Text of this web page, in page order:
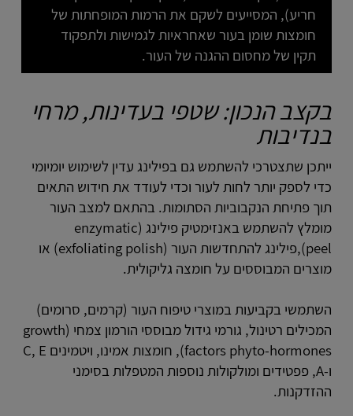
חריע), המסייעים לשקם את הרמות המופחתות של
חומצות שומן בעור שאחראיות לגמישות ולתפקוד
תקין של מחסום ההגנה של העור.
בקצב הנכון: שטפי בעדינות, מרחי
בנדיבות
ייתכן שתצטרכי להשתמש גם בפילינג עדין לשימוש יומיומי
כדי לספק יותר לחות לעור וכדי לעודד את חידוש התאים
תוך פתיחת הנקבוביות הסתומות. בהתאם למצב העור
מומלץ להשתמש באנזימטיק פילינג (enzymatic
peel),פילינג להתחדשות העור (exfoliating polish) או
מוצרים המבוססים על חומצה גליקולית.
השתמשי בקביעות במוצרי טיפוח העור (קרמים, סרומים)
המכילים רטינול, גורמי גידול מבוססי הורמון צמחי (growth
factors phyto-hormones), חומצות אמינו, ויטמינים C, E
ו-A, פפטידים ומולקולות נוספות המטפלות בסימני
ההזדקנות.